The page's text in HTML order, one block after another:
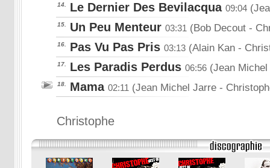
14. Le Dernier Des Bevilacqua 09:04
15. Un Peu Menteur 03:31 (Bob Decout -
16. Pas Vu Pas Pris 03:13 (Alain Kan -
17. Les Paradis Perdus 06:56 (Jean
18. Mama 02:11 (Jean Michel Jarre -
Christophe